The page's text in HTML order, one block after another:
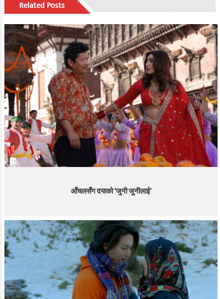
Related Posts
आँचलसँग दयाको ‘जुनी जुनीलाई’